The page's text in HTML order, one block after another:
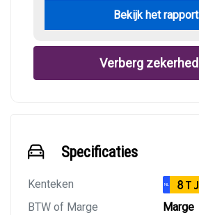
Bekijk het rapport
Verberg
Specificaties
Kenteken NL
BTW of Marge
Marge